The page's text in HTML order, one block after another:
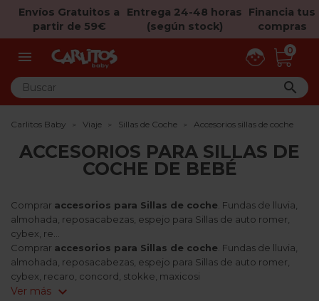
Envíos Gratuitos a
partir de 59€
Entrega 24-48 horas
(según stock)
Financia tus
compras
 0

Carlitos Baby Viaje Sillas de Coche Accesorios sillas de coche
ACCESORIOS PARA SILLAS DE
COCHE DE BEBÉ
Comprar accesorios para Sillas de coche . Fundas de lluvia,
almohada, reposacabezas, espejo para Sillas de auto romer,
cybex, re...
Comprar accesorios para Sillas de coche . Fundas de lluvia,
almohada, reposacabezas, espejo para Sillas de auto romer,
cybex, recaro, concord, stokke, maxicosi
Ver más expand_more